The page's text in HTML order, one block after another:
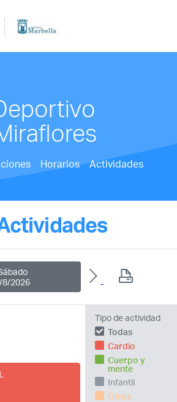
Horarios
Actividades
8/2026
Tipo de actividad
Todas
Cardio
Cuerpo y
mente
Infantil
Otros